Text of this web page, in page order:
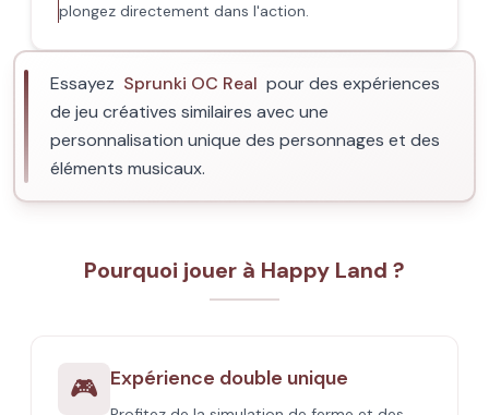
plongez directement dans l'action.
Essayez Sprunki OC Real pour des expériences
de jeu créatives similaires avec une
personnalisation unique des personnages et des
éléments musicaux.
Pourquoi jouer à Happy Land ?
🎮 Expérience double unique